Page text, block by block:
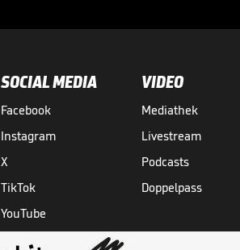
SOCIAL MEDIA
Facebook
Instagram
X
TikTok
YouTube
VIDEO
Mediathek
Livestream
Podcasts
Doppelpass